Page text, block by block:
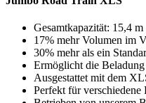
Gesamtkapazität: 15,4
17% mehr Volumen im
30% mehr als ein
Ermöglicht die
Ausgestattet mit dem
Perfekt für verschiedene